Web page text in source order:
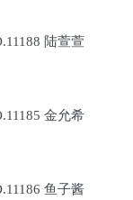
陆萱萱
金允希
鱼子酱